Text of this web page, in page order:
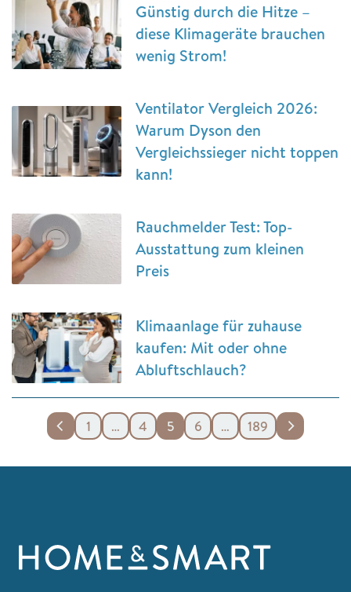
Günstig durch die Hitze –
diese Klimageräte brauchen
wenig Strom!
Ventilator Vergleich 2026:
Warum Dyson den
Vergleichssieger nicht toppen
kann!
Rauchmelder Test: Top-
Ausstattung zum kleinen
Preis
Klimaanlage für zuhause
kaufen: Mit oder ohne
Abluftschlauch?
1 … 4 5 6 … 189